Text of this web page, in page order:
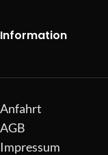
Information
Anfahrt
AGB
Impressum